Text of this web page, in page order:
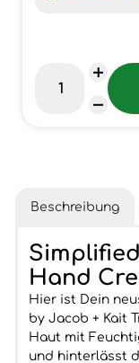
Beschreibung
Hand
Hier ist Dein
by Jacob + Kait
Haut mit
und hinterlässt